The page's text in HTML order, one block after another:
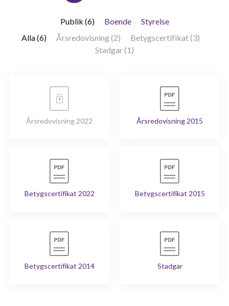
Publik (6) Boende
Styrelse
Alla (6)
Årsredovisning (2)
Betygscertifikat (3)
Stadgar (1)
Årsredovisning 2022 Årsredovisning 2015
Betygscertifikat 2022 Betygscertifikat 2015
Betygscertifikat 2014 Stadgar